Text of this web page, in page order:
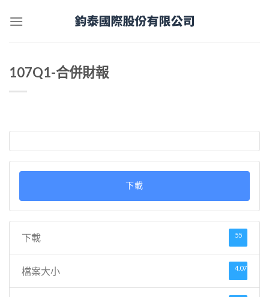
107Q1-合併財報
下載
下載 55
檔案大小 4.07 MB